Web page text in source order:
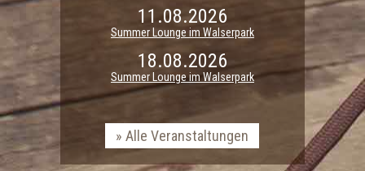
11.08.2026
Summer Lounge im Walserpark
18.08.2026
Summer Lounge im Walserpark
Alle Veranstaltungen